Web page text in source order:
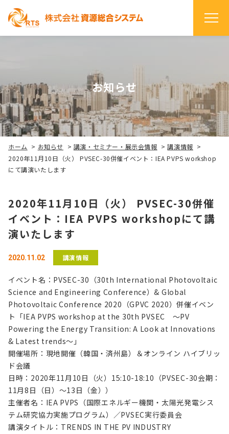
お知らせ
ホーム > お知らせ > 講演・セミナー・展示会情報 >講演情報 >
2020年11月10日（火） PVSEC-30併催イベント：IEA PVPS workshop
にて講演いたします
2020年11月10日（火） PVSEC-30併催
イベント：IEA PVPS workshopにて講
演いたします
2020.11.02 講演情報
イベント名：PVSEC-30（30th International Photovoltaic
Science and Engineering Conference）& Global
Photovoltaic Conference 2020（GPVC 2020）併催イベン
ト「IEA PVPS workshop at the 30th PVSEC ～PV
Powering the Energy Transition: A Look at Innovations
& Latest trends～」
開催場所：現地開催（韓国・済州島）＆オンライン ハイブリッ
ド会議
日時：2020年11月10日（火）15:10-18:10（PVSEC-30会期：
11月8日（日）～13日（金））
主催者名：IEA PVPS（国際エネルギー機関・太陽光発電シス
テム研究協力実施プログラム）／PVSEC実行委員会
講演タイトル：TRENDS IN THE PV INDUSTRY